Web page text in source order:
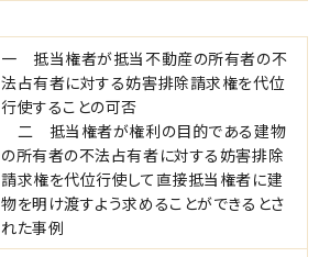
一 抵当権者が抵当不動産の所有者の不
法占有者に対する妨害排除請求権を代位
行使することの可否
二 抵当権者が権利の目的である建物
の所有者の不法占有者に対する妨害排除
請求権を代位行使して直接抵当権者に建
物を明け渡すよう求めることができるとさ
れた事例